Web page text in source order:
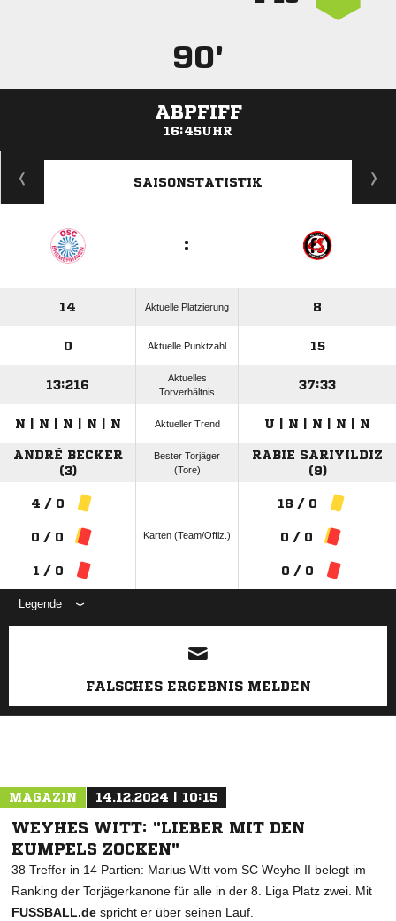
90'
ABPFIFF
16:45UHR
ANZEIGE
SAISONSTATISTIK
:
14 Aktuelle Platzierung 8
0 Aktuelle Punktzahl 15
13:216
Aktuelles
Torverhältnis
37:33
N | N | N | N | N Aktueller Trend U | N | N | N | N
ANDRÉ BECKER
(3)
Bester Torjäger
(Tore)
RABIE SARIYILDIZ
(9)
4 / 0
0 / 0
1 / 0
Karten (Team/Offiz.)
18 / 0
0 / 0
0 / 0
Legende
ANZEIGE
FALSCHES ERGEBNIS MELDEN
MAGAZIN 14.12.2024 | 10:15
WEYHES WITT: "LIEBER MIT DEN
KUMPELS ZOCKEN"
38 Treffer in 14 Partien: Marius Witt vom SC Weyhe II belegt im
Ranking der Torjägerkanone für alle in der 8. Liga Platz zwei. Mit
FUSSBALL.de spricht er über seinen Lauf.